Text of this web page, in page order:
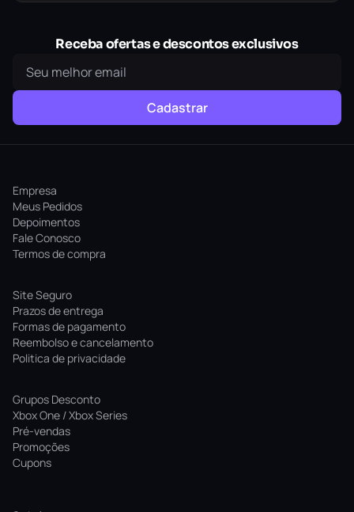
Receba ofertas e descontos exclusivos
Cadastrar
Empresa
Meus Pedidos
Depoimentos
Fale Conosco
Termos de compra
Site Seguro
Prazos de entrega
Formas de pagamento
Reembolso e cancelamento
Politica de privacidade
Grupos Desconto
Xbox One / Xbox Series
Pré-vendas
Promoções
Cupons